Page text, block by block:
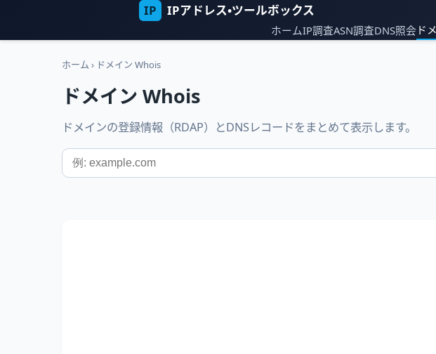
IP IPアドレス・ツールボックス
ホームIP調査ASN調査DNS照会 ド
ホーム › ドメイン Whois
ドメイン Whois
ドメインの登録情報（RDAP）とDNSレコードをまとめて表示します。